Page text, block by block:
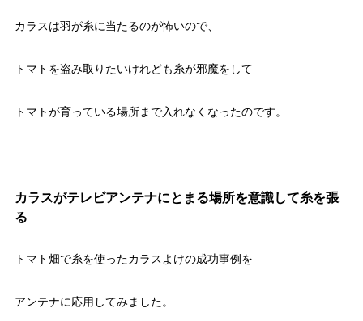
カラスは羽が糸に当たるのが怖いので、
トマトを盗み取りたいけれども糸が邪魔をして
トマトが育っている場所まで入れなくなったのです。
カラスがテレビアンテナにとまる場所を意識して糸を張
る
トマト畑で糸を使ったカラスよけの成功事例を
アンテナに応用してみました。